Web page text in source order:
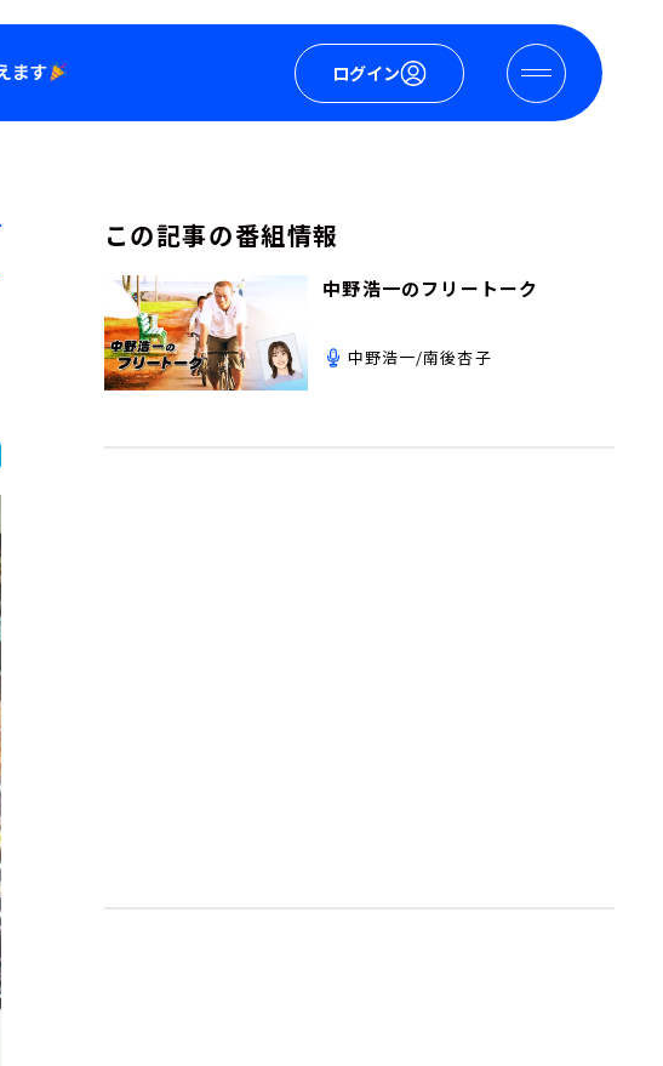
ログイン
この記事の番組情報
中野浩一のフリートーク
中野浩一/南後杏子